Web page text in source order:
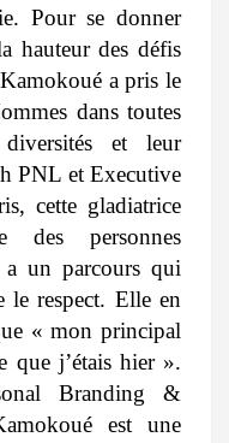
Pour se donner
hauteur des défis
a pris le
dans toutes
diversités et leur
PNL et Executive
cette gladiatrice
des personnes
a un parcours qui
le respect. Elle en
« mon principal
que j’étais hier ».
Branding &
est une